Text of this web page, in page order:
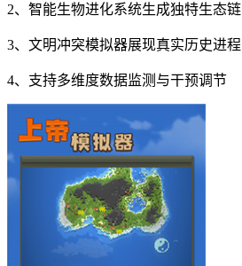
2、智能生物进化系统生成独特生态链
3、文明冲突模拟器展现真实历史进程
4、支持多维度数据监测与干预调节